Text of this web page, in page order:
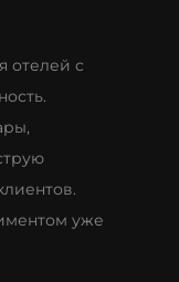
отелей с
уже